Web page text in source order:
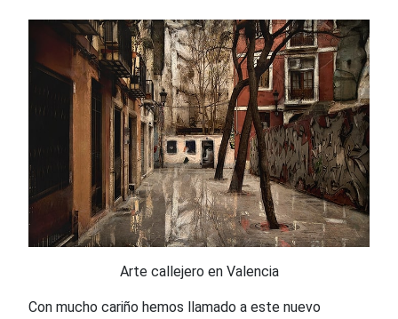
Arte callejero en Valencia
Con mucho cariño hemos llamado a este nuevo